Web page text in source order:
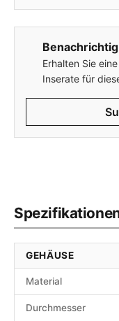
Erhalten Sie
Inserate für
GEHÄUSE
Material
Durchmesser